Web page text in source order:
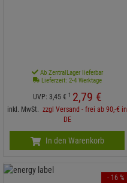
Ab ZentralLager lieferbar
Lieferzeit: 2-4 Werktage
UVP: 3,45 € 1 2,79 €
inkl. MwSt. zzgl Versand - frei ab 90,-€ in
DE
In den Warenkorb
- 16 %